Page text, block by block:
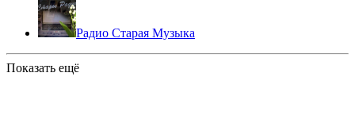
Радио Старая Музыка
Показать ещё